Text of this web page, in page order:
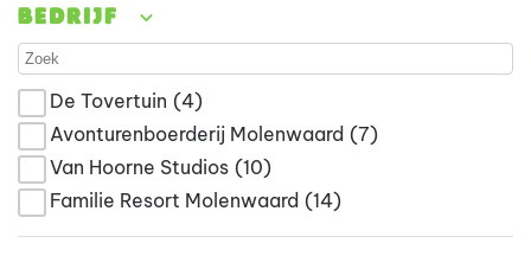
Bedrijf
De Tovertuin (4)
Avonturenboerderij Molenwaard (7)
Van Hoorne Studios (10)
Familie Resort Molenwaard (14)